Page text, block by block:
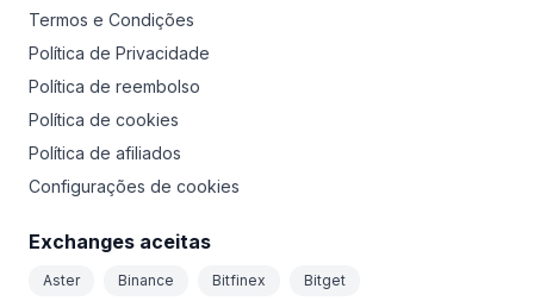
Termos e Condições
Política de Privacidade
Política de reembolso
Política de cookies
Política de afiliados
Configurações de cookies
Exchanges aceitas
Aster Binance Bitfinex Bitget